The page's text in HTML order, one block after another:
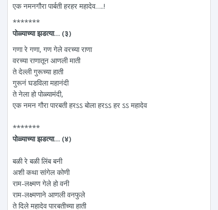
एक नमनगौरा पार्बती हरहर महादेव…..!
*******
पोळ्याच्या झडत्या… (३)
गणा रे गणा, गण गेले वरच्या राणा
वरच्या राणातून आणली माती
ते देल्ली गुरूच्या हाती
गुरूनं घडविला महानंदी
ते नेला हो पोळ्यामंदी,
एक नमन गौरा पारबती हरऽऽ बोला हरऽऽ हर ऽऽ महादेव
*******
पोळ्याच्या झडत्या… (४)
बळी रे बळी लिंब बनी
अशी कथा सांगेल कोणी
राम-लक्ष्मण गेले हो वनी
राम-लक्ष्मणाने आणली वनफुले
ते दिले महादेव पारबतीच्या हाती